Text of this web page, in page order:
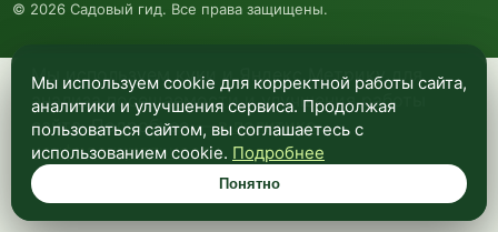
Мы используем куки и Яндекс Метрику для
анализа посещаемости и улучшения работы
сайта. Подробнее —в политике
конфиденциальности.
Понятно
© 2026 Садовый гид. Все права защищены.
Мы используем cookie для корректной работы сайта,
аналитики и улучшения сервиса. Продолжая
пользоваться сайтом, вы соглашаетесь с
использованием cookie. Подробнее
Понятно